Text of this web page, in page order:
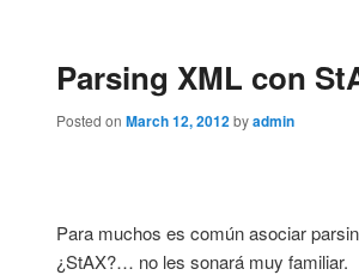
Parsing XML con
Posted on March 12, 2012byadmin
Para muchos es común asociar
¿StAX?… no les sonará muy familiar.